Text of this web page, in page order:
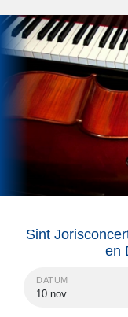
Sint
en
DATUM
10 nov